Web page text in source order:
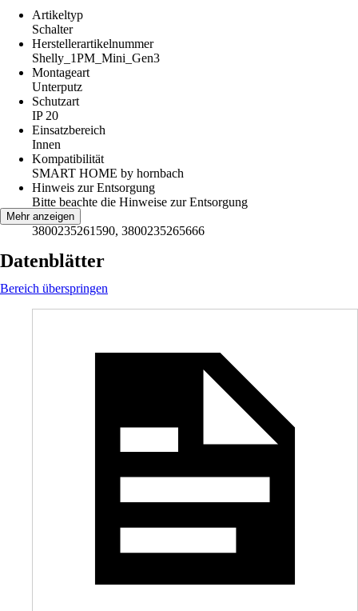
Artikeltyp
Schalter
Herstellerartikelnummer
Shelly_1PM_Mini_Gen3
Montageart
Unterputz
Schutzart
IP 20
Einsatzbereich
Innen
Kompatibilität
SMART HOME by hornbach
Hinweis zur Entsorgung
Bitte beachte die Hinweise zur Entsorgung
EAN
3800235261590, 3800235265666
Mehr anzeigen
Datenblätter
Bereich überspringen